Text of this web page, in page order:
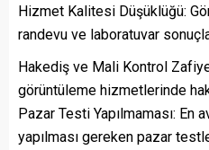
Hizmet Kalitesi Düşüklüğü:
randevu ve laboratuvar
Hakediş ve Mali Kontrol
görüntüleme hizmetlerinde
Pazar Testi Yapılmaması: En
yapılması gereken pazar